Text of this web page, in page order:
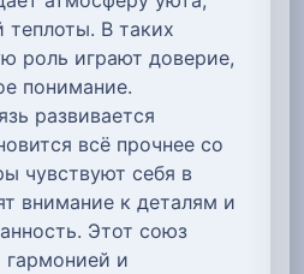
теплоты. В таких
роль играют доверие,
понимание.
развивается
всё прочнее со
чувствуют себя в
внимание к деталям и
Этот союз
гармонией и